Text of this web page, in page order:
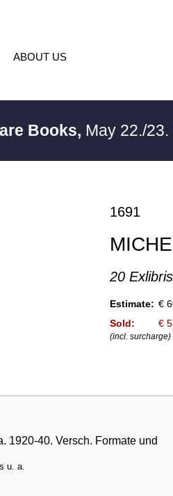
ABOUT US
Books, May 22./23.
1691
20 Exlibris
Estimate: €
Sold:
€
(incl. surcharge)
1920-40. Versch. Formate und
u. a.